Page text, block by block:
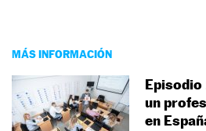
MÁS INFORMACIÓN
Episodio
un
en